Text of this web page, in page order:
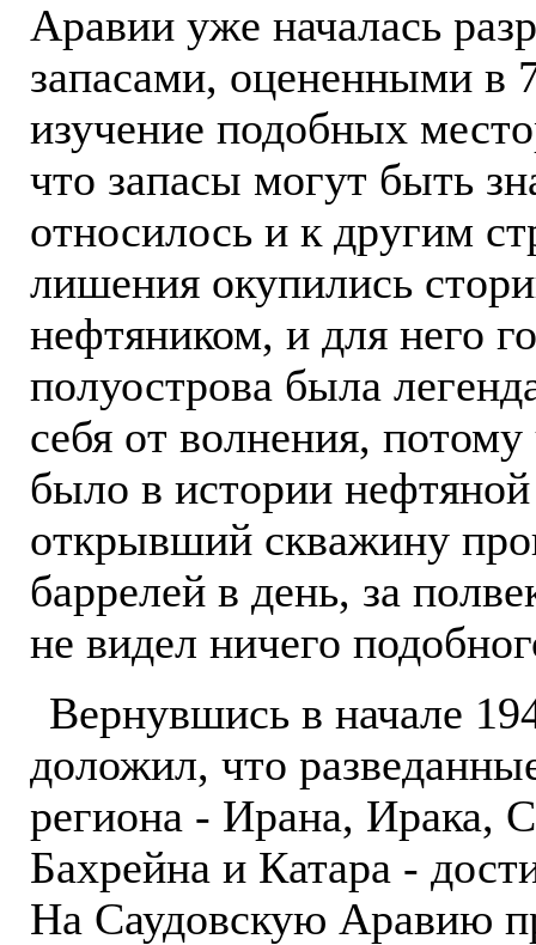
Аравии уже началась
запасами, оцененными в
изучение подобных
что запасы могут быть
относилось и к другим
лишения окупились
нефтяником, и для него
полуострова была
себя от волнения,
было в истории
открывший скважину
баррелей в день, за
не видел ничего
Вернувшись в начале
доложил, что
региона - Ирана, Ирака,
Бахрейна и Катара -
На Саудовскую Аравию